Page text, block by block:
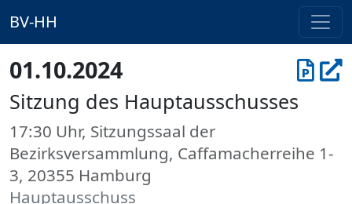
BV-HH
01.10.2024
Sitzung des Hauptausschusses
17:30 Uhr, Sitzungssaal der
Bezirksversammlung, Caffamacherreihe 1-
3, 20355 Hamburg
Hauptausschuss